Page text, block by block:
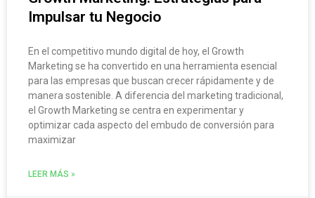
Impulsar tu Negocio
En el competitivo mundo digital de hoy, el Growth
Marketing se ha convertido en una herramienta esencial
para las empresas que buscan crecer rápidamente y de
manera sostenible. A diferencia del marketing tradicional,
el Growth Marketing se centra en experimentar y
optimizar cada aspecto del embudo de conversión para
maximizar
LEER MÁS »